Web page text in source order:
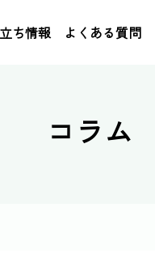
ち情報 よくある質問
コラム